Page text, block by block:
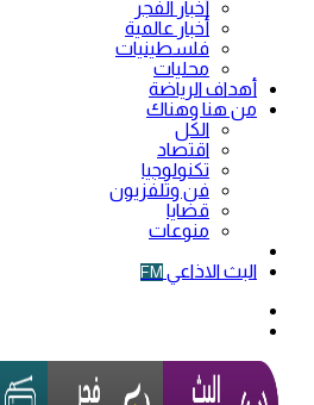
أخبار الفجر
أخبار عالمية
فلسطينيات
محليات
أهداف الرياضة
من هنا وهناك
الكل
اقتصاد
تكنولوجيا
فن وتلفزيون
قضايا
منوعات
البث الاذاعي FM